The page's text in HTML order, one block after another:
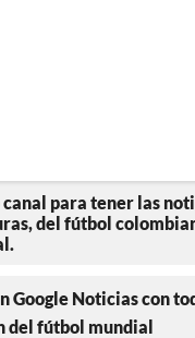
canal para tener las
del fútbol
Google Noticias con
del fútbol mundial